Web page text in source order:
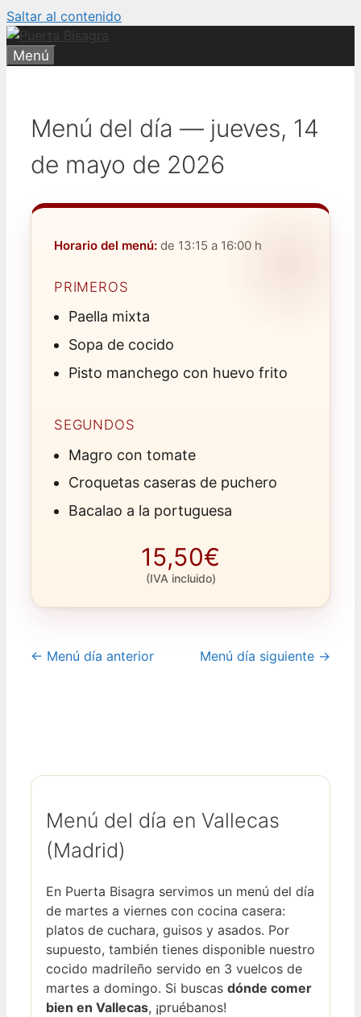
Saltar al contenido
Menú
Menú del día — jueves, 14
de mayo de 2026
Horario del menú: de 13:15 a 16:00 h
PRIMEROS
Paella mixta
Sopa de cocido
Pisto manchego con huevo frito
SEGUNDOS
Magro con tomate
Croquetas caseras de puchero
Bacalao a la portuguesa
15,50€
(IVA incluido)
← Menú día anterior Menú día siguiente →
Menú del día en Vallecas
(Madrid)
En Puerta Bisagra servimos un menú del día
de martes a viernes con cocina casera:
platos de cuchara, guisos y asados. Por
supuesto, también tienes disponible nuestro
cocido madrileño servido en 3 vuelcos de
martes a domingo. Si buscas dónde comer
bien en Vallecas, ¡pruébanos!